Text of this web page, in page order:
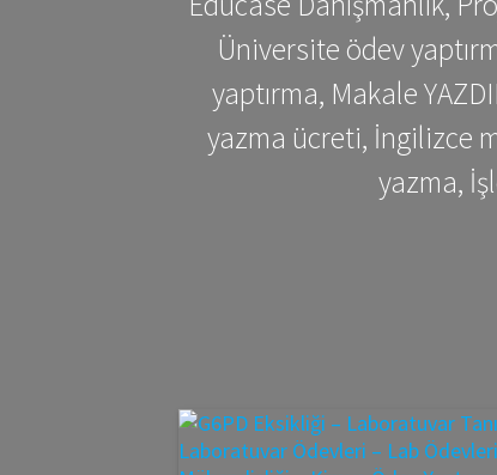
Üniversite ödev
yaptırma, Makale
yazma ücreti, İngilizce
yazma,